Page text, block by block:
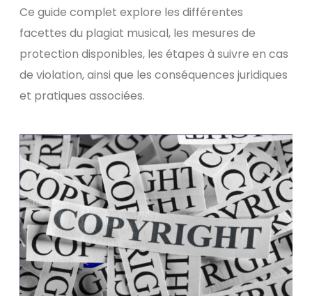
Ce guide complet explore les différentes
facettes du plagiat musical, les mesures de
protection disponibles, les étapes à suivre en cas
de violation, ainsi que les conséquences juridiques
et pratiques associées.